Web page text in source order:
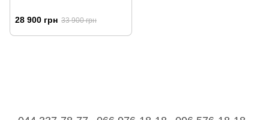
28 900 грн 33 900 грн